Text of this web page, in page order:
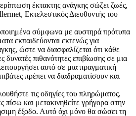
έκτακτης ανάγκης σώζει ζωές,
Εκτελεστικός Διευθυντής του
σύμφωνα με αυστηρά πρότυπα
εκπαιδεύονται εκτενώς για
ώστε να διασφαλίζεται ότι κάθε
δυνατές πιθανότητες επιβίωσης σε μια
αυτό σε μια πραγματική
πρέπει να διαδραματίσουν και
τις οδηγίες του πληρώματος,
πίσω και μετακινηθείτε γρήγορα στην
έξοδο. Αυτό όχι μόνο θα σώσει τη